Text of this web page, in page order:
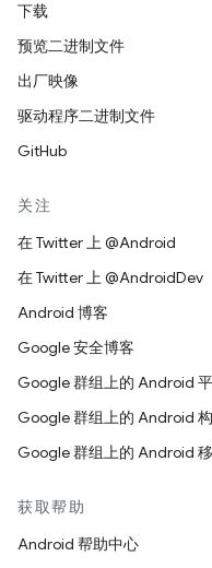
下载
预览二进制文件
出厂映像
驱动程序二进制文件
GitHub
关注
在 Twitter 上 @Android
在 Twitter 上 @AndroidDev
Android 博客
Google 安全博客
Google 群组上的 Android
Google 群组上的 Android
Google 群组上的 Android
获取帮助
Android 帮助中心